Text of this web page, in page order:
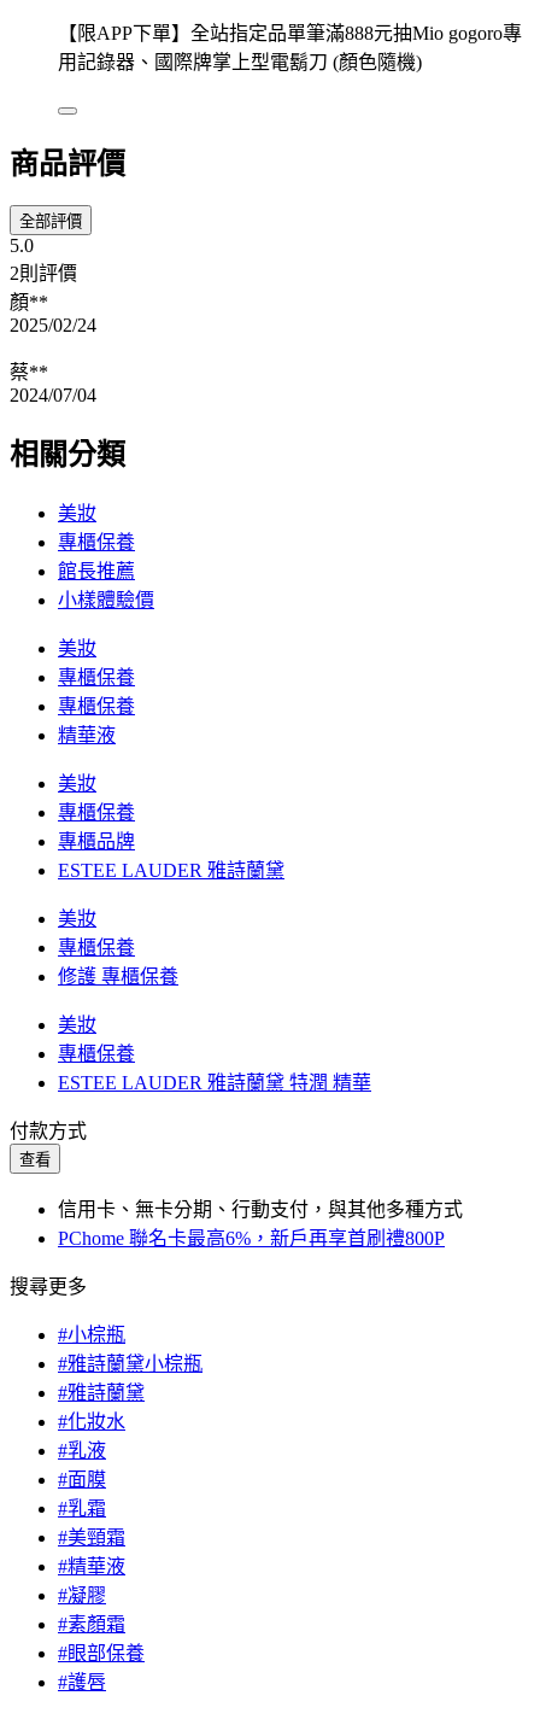
【限APP下單】全站指定品單筆滿888元抽Mio gogoro專
用記錄器、國際牌掌上型電鬍刀 (顏色隨機)
商品評價
全部評價
5.0
2則評價
顏**
2025/02/24
蔡**
2024/07/04
相關分類
美妝
專櫃保養
館長推薦
小樣體驗價
美妝
專櫃保養
專櫃保養
精華液
美妝
專櫃保養
專櫃品牌
ESTEE LAUDER 雅詩蘭黛
美妝
專櫃保養
修護 專櫃保養
美妝
專櫃保養
ESTEE LAUDER 雅詩蘭黛 特潤 精華
付款方式
查看
信用卡、無卡分期、行動支付，與其他多種方式
PChome 聯名卡最高6%，新戶再享首刷禮800P
搜尋更多
#小棕瓶
#雅詩蘭黛小棕瓶
#雅詩蘭黛
#化妝水
#乳液
#面膜
#乳霜
#美頸霜
#精華液
#凝膠
#素顏霜
#眼部保養
#護唇